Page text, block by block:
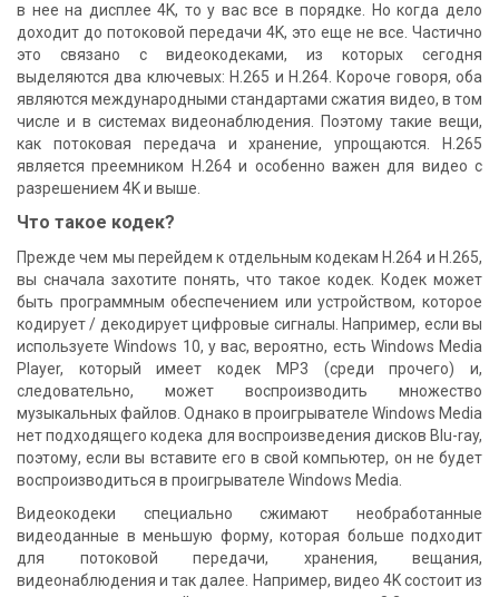
в нее на дисплее 4K, то у вас все в порядке. Но когда дело
доходит до потоковой передачи 4K, это еще не все. Частично
это связано с видеокодеками, из которых сегодня
выделяются два ключевых: H.265 и H.264. Короче говоря, оба
являются международными стандартами сжатия видео, в том
числе и в системах видеонаблюдения. Поэтому такие вещи,
как потоковая передача и хранение, упрощаются. H.265
является преемником H.264 и особенно важен для видео с
разрешением 4K и выше.
Что такое кодек?
Прежде чем мы перейдем к отдельным кодекам H.264 и H.265,
вы сначала захотите понять, что такое кодек. Кодек может
быть программным обеспечением или устройством, которое
кодирует / декодирует цифровые сигналы. Например, если вы
используете Windows 10, у вас, вероятно, есть Windows Media
Player, который имеет кодек MP3 (среди прочего) и,
следовательно, может воспроизводить множество
музыкальных файлов. Однако в проигрывателе Windows Media
нет подходящего кодека для воспроизведения дисков Blu-ray,
поэтому, если вы вставите его в свой компьютер, он не будет
воспроизводиться в проигрывателе Windows Media.
Видеокодеки специально сжимают необработанные
видеоданные в меньшую форму, которая больше подходит
для потоковой передачи, хранения, вещания,
видеонаблюдения и так далее. Например, видео 4K состоит из